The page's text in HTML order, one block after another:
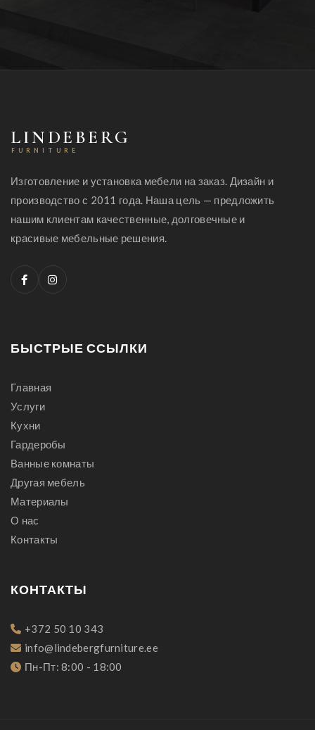
LINDEBERG
FURNITURE
Изготовление и установка мебели на заказ. Дизайн и
производство с 2011 года. Наша цель — предложить
нашим клиентам качественные, долговечные и
красивые мебельные решения.
БЫСТРЫЕ ССЫЛКИ
Главная
Услуги
Кухни
Гардеробы
Ванные комнаты
Другая мебель
Материалы
О нас
Контакты
КОНТАКТЫ
+372 50 10 343
info@lindebergfurniture.ee
Пн-Пт: 8:00 - 18:00